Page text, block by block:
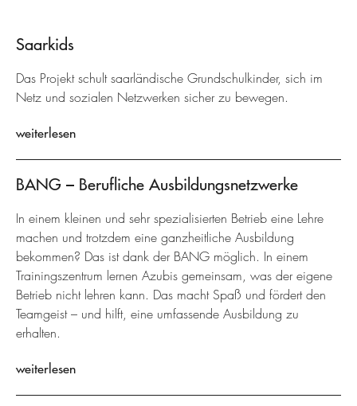
Saarkids
Das Projekt schult saarländische Grundschulkinder, sich im
Netz und sozialen Netzwerken sicher zu bewegen.
weiterlesen
BANG – Berufliche Ausbildungsnetzwerke
In einem kleinen und sehr spezialisierten Betrieb eine Lehre
machen und trotzdem eine ganzheitliche Ausbildung
bekommen? Das ist dank der BANG möglich. In einem
Trainingszentrum lernen Azubis gemeinsam, was der eigene
Betrieb nicht lehren kann. Das macht Spaß und fördert den
Teamgeist – und hilft, eine umfassende Ausbildung zu
erhalten.
weiterlesen